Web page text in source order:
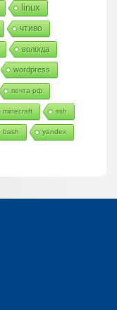
linux
чтиво
вологда
wordpress
почта рф
minecraft ssh
bash yandex